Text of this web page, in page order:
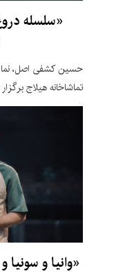
«سلسله
حسین کشفی اصل،
تماشاخانه هیلاج
«وانیا و